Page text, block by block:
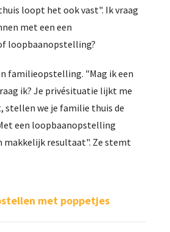
loopt het ook vast". Ik vraag
met een een
loopbaanopstelling?
familieopstelling. "Mag ik een
ik? Je privésituatie lijkt me
stellen we je familie thuis de
een loopbaanopstelling
makkelijk resultaat". Ze stemt
met poppetjes